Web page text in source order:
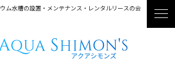
ム水槽の設置・メンテナンス・レンタルリースの会